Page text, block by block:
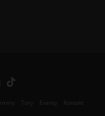
Tory Eventy Kontakt